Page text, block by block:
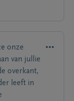
onze
van jullie
overkant,
leeft in